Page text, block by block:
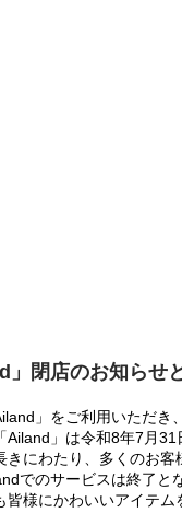
」閉店のお知らせ
」をご利用いただき
Ailand」は令和8年7月
きにわたり、多くのお
でのサービスは終了と
皆様にかわいいアイテ